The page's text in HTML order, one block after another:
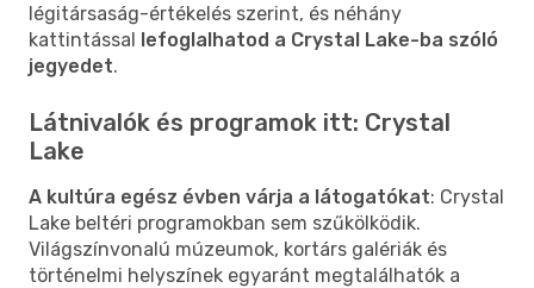
légitársaság-értékelés szerint, és néhány
kattintással lefoglalhatod a Crystal Lake-ba szóló
jegyedet.
Látnivalók és programok itt: Crystal
Lake
A kultúra egész évben várja a látogatókat: Crystal
Lake beltéri programokban sem szűkölködik.
Világszínvonalú múzeumok, kortárs galériák és
történelmi helyszínek egyaránt megtalálhatók a